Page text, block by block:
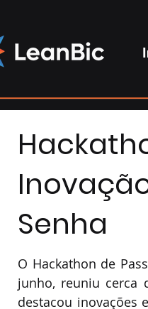
Senha
O Hackathon de
junho, reuniu cerca
destacou inovações